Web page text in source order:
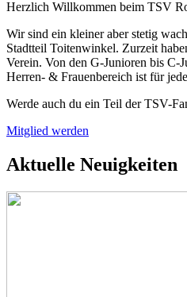
Herzlich Willkommen beim TSV
Wir sind ein kleiner aber stetig
Stadtteil Toitenwinkel. Zurzeit
Verein. Von den G-Junioren bis C-
Herren- & Frauenbereich ist für
Werde auch du ein Teil der TSV-
Mitglied werden
Aktuelle Neuigkeiten